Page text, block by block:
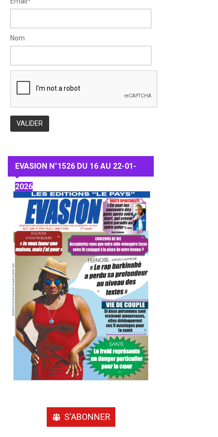
Nom
EVASION N°1526 DU 16 AU 22-01-
2026
S'ABONNER